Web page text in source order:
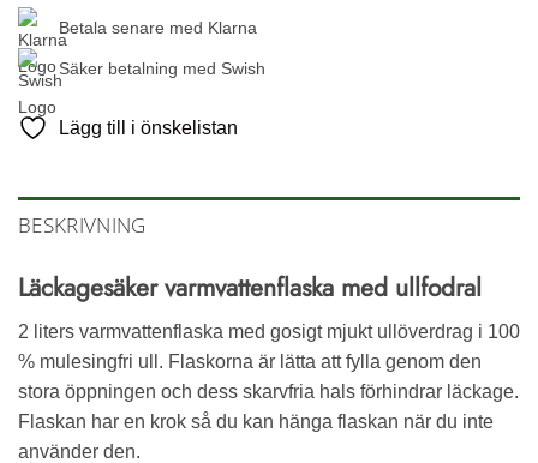
Betala senare med Klarna
Säker betalning med Swish
Lägg till i önskelistan
BESKRIVNING
Läckagesäker varmvattenflaska med ullfodral
2 liters varmvattenflaska med gosigt mjukt ullöverdrag i 100
% mulesingfri ull. Flaskorna är lätta att fylla genom den
stora öppningen och dess skarvfria hals förhindrar läckage.
Flaskan har en krok så du kan hänga flaskan när du inte
använder den.